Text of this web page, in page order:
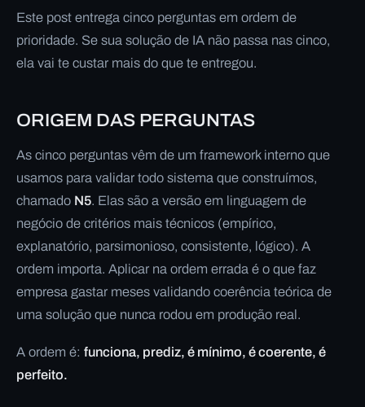
Este post entrega cinco perguntas em ordem de
prioridade. Se sua solução de IA não passa nas cinco,
ela vai te custar mais do que te entregou.
ORIGEM DAS PERGUNTAS
As cinco perguntas vêm de um framework interno que
usamos para validar todo sistema que construímos,
chamado N5. Elas são a versão em linguagem de
negócio de critérios mais técnicos (empírico,
explanatório, parsimonioso, consistente, lógico). A
ordem importa. Aplicar na ordem errada é o que faz
empresa gastar meses validando coerência teórica de
uma solução que nunca rodou em produção real.
A ordem é: funciona, prediz, é mínimo, é coerente, é
perfeito.